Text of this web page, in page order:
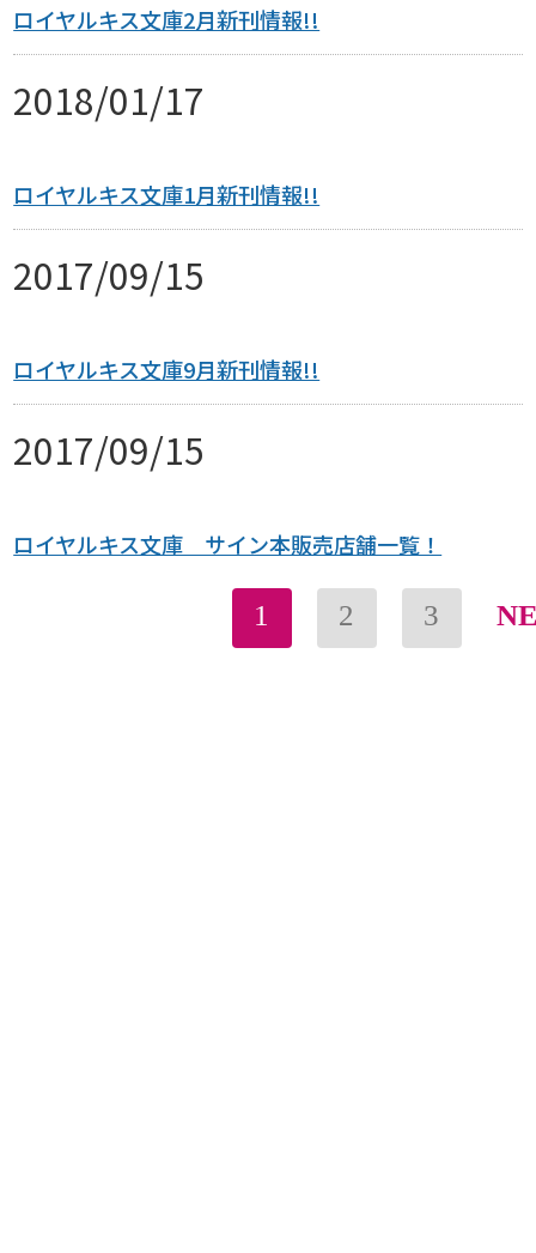
ロイヤルキス文庫2月新刊情報!!
2018/01/17
ロイヤルキス文庫1月新刊情報!!
2017/09/15
ロイヤルキス文庫9月新刊情報!!
2017/09/15
ロイヤルキス文庫 サイン本販売店舗一覧！
1 2 3